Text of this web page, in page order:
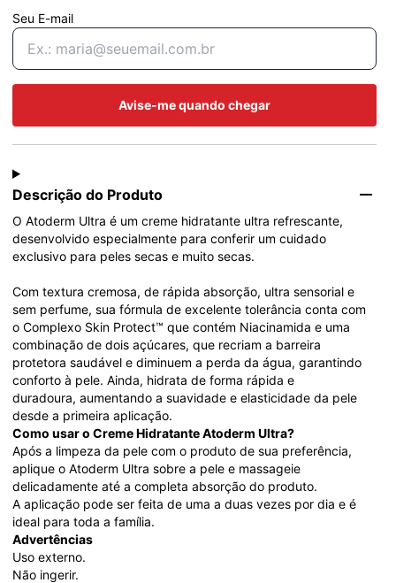
Seu E-mail
Avise-me quando chegar
Descrição do Produto
O Atoderm Ultra é um creme hidratante ultra refrescante,
desenvolvido especialmente para conferir um cuidado
exclusivo para peles secas e muito secas.
Com textura cremosa, de rápida absorção, ultra sensorial e
sem perfume, sua fórmula de excelente tolerância conta com
o Complexo Skin Protect™ que contém Niacinamida e uma
combinação de dois açúcares, que recriam a barreira
protetora saudável e diminuem a perda da água, garantindo
conforto à pele. Ainda, hidrata de forma rápida e
duradoura, aumentando a suavidade e elasticidade da pele
desde a primeira aplicação.
Como usar o Creme Hidratante Atoderm Ultra?
Após a limpeza da pele com o produto de sua preferência,
aplique o Atoderm Ultra sobre a pele e massageie
delicadamente até a completa absorção do produto.
A aplicação pode ser feita de uma a duas vezes por dia e é
ideal para toda a família.
Advertências
Uso externo.
Não ingerir.